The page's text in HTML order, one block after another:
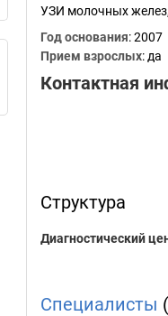
УЗИ молочных
Год основания:2007
Прием взрослых: да
Контактная
Структура
Диагностический
Специалисты